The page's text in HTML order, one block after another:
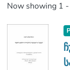
Now showing 1